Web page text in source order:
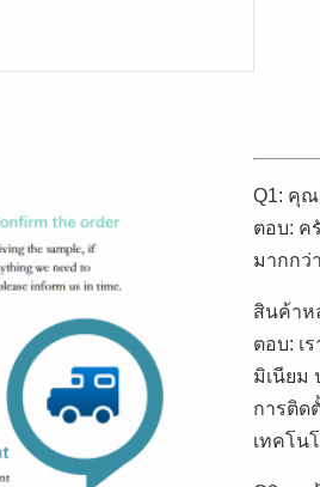
Q1: คุณ
ตอบ: ค
มากกว่
สินค้าห
ตอบ: เ
มิเนียม
การติด
เทคโน